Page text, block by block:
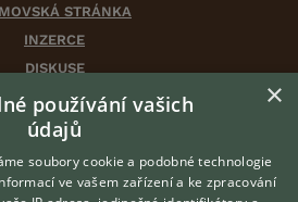
STRÁNKA
INZERCE
DISKUSE
ČLÁNKY
STANICE
VHODNÉHO PLEMENE
×
používání vašich
údajů
soubory cookie a podobné technologie
ve vašem zařízení a ke zpracování